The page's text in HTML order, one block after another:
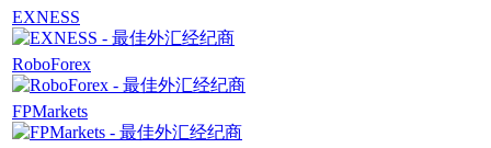
EXNESS
RoboForex
FPMarkets